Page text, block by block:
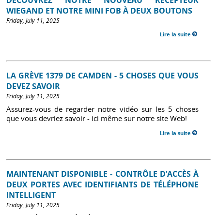
WIEGAND ET NOTRE MINI FOB À DEUX BOUTONS
Friday, July 11, 2025
Lire la suite
LA GRÈVE 1379 DE CAMDEN - 5 CHOSES QUE VOUS
DEVEZ SAVOIR
Friday, July 11, 2025
Assurez-vous de regarder notre vidéo sur les 5 choses
que vous devriez savoir - ici même sur notre site Web!
Lire la suite
MAINTENANT DISPONIBLE - CONTRÔLE D'ACCÈS À
DEUX PORTES AVEC IDENTIFIANTS DE TÉLÉPHONE
INTELLIGENT
Friday, July 11, 2025